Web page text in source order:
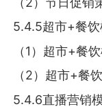
5.4.5超市+餐
（1）超市+餐
（2）超市+餐
5.4.6直播营销